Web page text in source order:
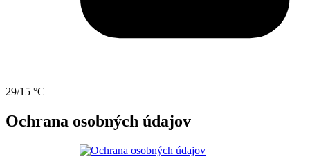
29/15 °C
Ochrana osobných údajov